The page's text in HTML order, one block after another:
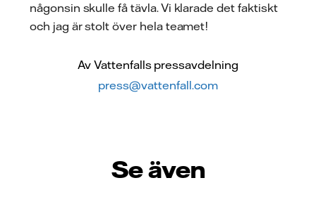
någonsin skulle få tävla. Vi klarade det faktiskt
och jag är stolt över hela teamet!
Av Vattenfalls pressavdelning
press@vattenfall.com
Se även